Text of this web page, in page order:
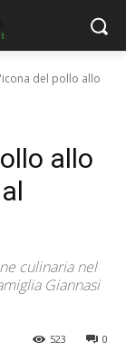
del pollo allo
allo
culinaria nel
Giannasi
0
523